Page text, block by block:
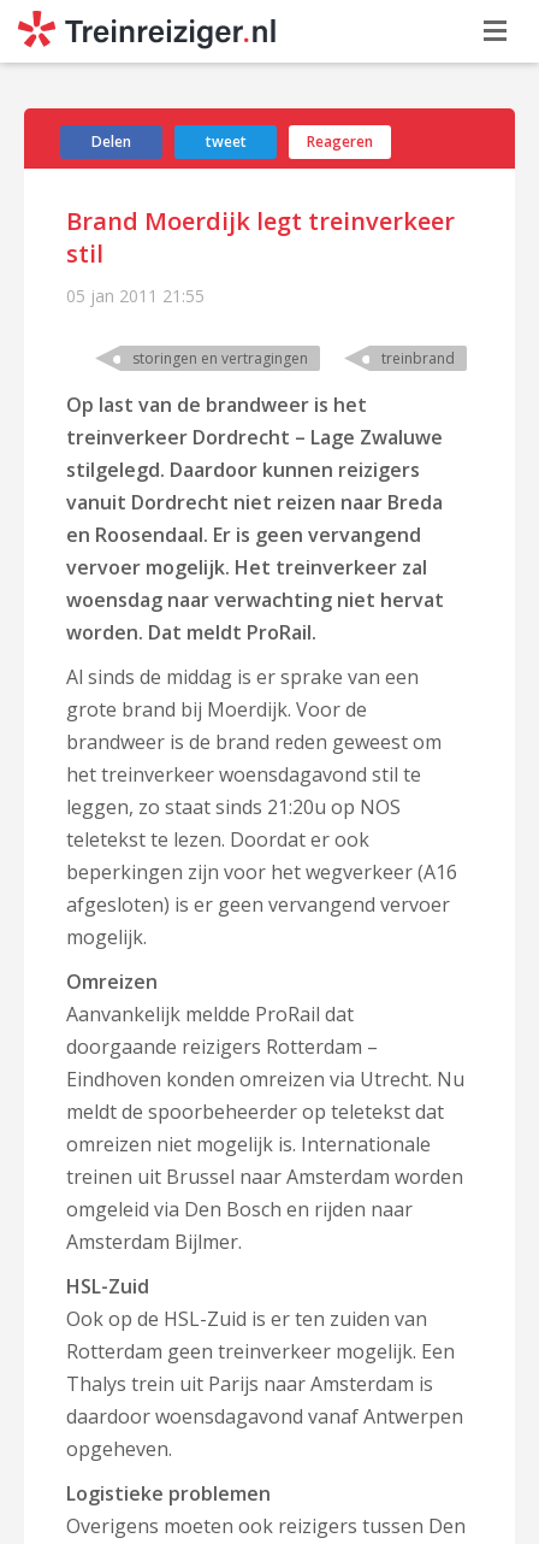
Delen tweet Reageren
Brand Moerdijk legt treinverkeer
stil
05 jan 2011 21:55
storingen en vertragingen treinbrand
Op last van de brandweer is het
treinverkeer Dordrecht – Lage Zwaluwe
stilgelegd. Daardoor kunnen reizigers
vanuit Dordrecht niet reizen naar Breda
en Roosendaal. Er is geen vervangend
vervoer mogelijk. Het treinverkeer zal
woensdag naar verwachting niet hervat
worden. Dat meldt ProRail.
Al sinds de middag is er sprake van een
grote brand bij Moerdijk. Voor de
brandweer is de brand reden geweest om
het treinverkeer woensdagavond stil te
leggen, zo staat sinds 21:20u op NOS
teletekst te lezen. Doordat er ook
beperkingen zijn voor het wegverkeer (A16
afgesloten) is er geen vervangend vervoer
mogelijk.
Omreizen
Aanvankelijk meldde ProRail dat
doorgaande reizigers Rotterdam –
Eindhoven konden omreizen via Utrecht. Nu
meldt de spoorbeheerder op teletekst dat
omreizen niet mogelijk is. Internationale
treinen uit Brussel naar Amsterdam worden
omgeleid via Den Bosch en rijden naar
Amsterdam Bijlmer.
HSL-Zuid
Ook op de HSL-Zuid is er ten zuiden van
Rotterdam geen treinverkeer mogelijk. Een
Thalys trein uit Parijs naar Amsterdam is
daardoor woensdagavond vanaf Antwerpen
opgeheven.
Logistieke problemen
Overigens moeten ook reizigers tussen Den